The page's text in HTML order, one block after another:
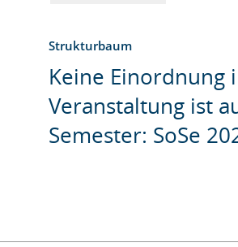
Strukturbaum
Keine Einordnung
Veranstaltung ist
Semester: SoSe